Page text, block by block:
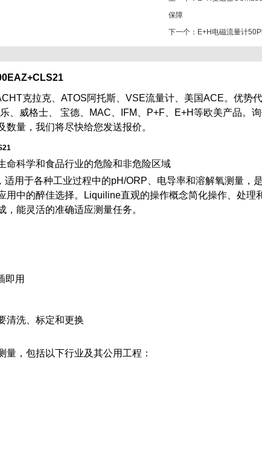
保障
下一个： E+H电磁流量计
克拉克、ATOS阿托斯、VSE流量计、美国ACE。优势
、威格士、 宝德、MAC、IFM、P+F、E+H等欧美产品。
数量，我们将尽快给您发送报价。
命科学和食品行业的危险和非危险区域
适用于各种工业过程中的pH/ORP、电导率和溶解氧测量，
用中的醉佳选择。Liquiline直观的操作概念简化操作、处理
能灵活的准确适应测量任务。
即用
清洗、标定和更换
，包括以下行业及其公用工程：